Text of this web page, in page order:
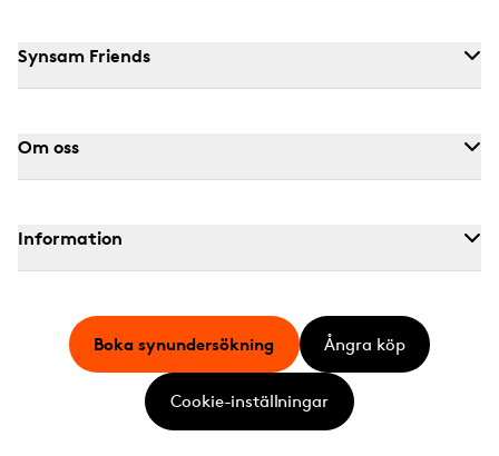
Synsam Friends
Om oss
Information
Boka synundersökning Ångra köp
Cookie-inställningar